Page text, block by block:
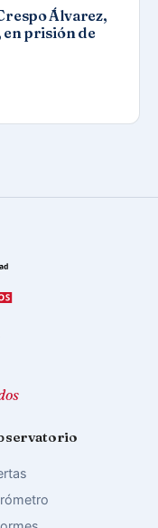
Álvarez,
prisión de